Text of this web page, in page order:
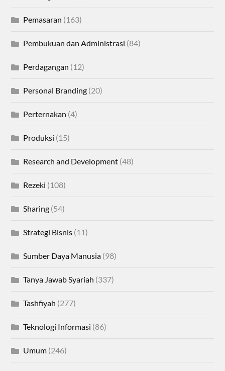
Pemasaran (163)
Pembukuan dan Administrasi (84)
Perdagangan (12)
Personal Branding (20)
Perternakan (4)
Produksi (15)
Research and Development (48)
Rezeki (108)
Sharing (54)
Strategi Bisnis (11)
Sumber Daya Manusia (98)
Tanya Jawab Syariah (337)
Tashfiyah (277)
Teknologi Informasi (86)
Umum (246)